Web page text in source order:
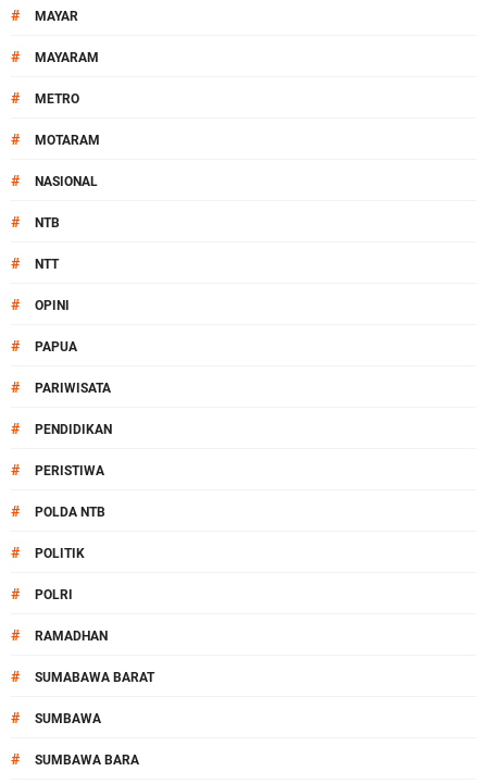
# MAYAR
# MAYARAM
# METRO
# MOTARAM
# NASIONAL
# NTB
# NTT
# OPINI
# PAPUA
# PARIWISATA
# PENDIDIKAN
# PERISTIWA
# POLDA NTB
# POLITIK
# POLRI
# RAMADHAN
# SUMABAWA BARAT
# SUMBAWA
# SUMBAWA BARA